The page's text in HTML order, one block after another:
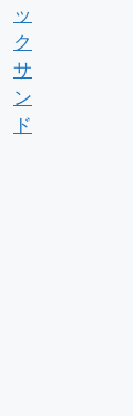
ッ
ク
サ
ン
ド